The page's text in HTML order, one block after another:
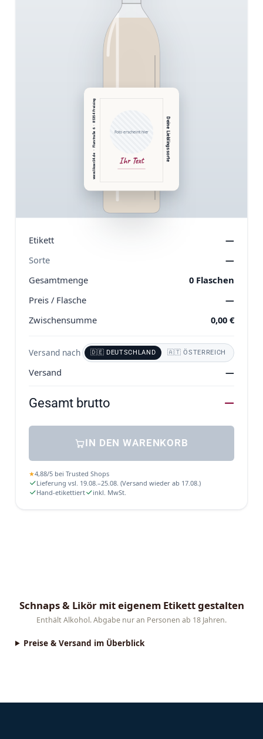
www.likoer24.de  ·  Flurstraße 6  ·  85354 Freising Foto erscheint hier
Ihr Text Deine Lieblingssorte
Etikett
—
Sorte
—
Gesamtmenge
0 Flaschen
Preis / Flasche
—
Zwischensumme
0,00 €
Versand nach 🇩🇪 DEUTSCHLAND 🇦🇹 ÖSTERREICH
Versand —
Gesamt brutto —
IN DEN WARENKORB
★4,88/5 bei Trusted Shops
Lieferung vsl. 19.08.–25.08. (Versand wieder ab 17.08.)
Hand-etikettiert
inkl. MwSt.
Schnaps & Likör mit eigenem Etikett gestalten
Lade dein Foto oder Logo hoch, wähle einen
Enthält Alkohol. Abgabe nur an Personen ab 18 Jahren.
Preise & Versand im Überblick